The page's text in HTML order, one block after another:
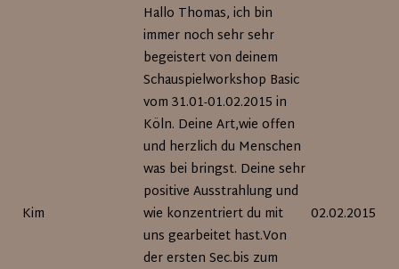
Kim
Hallo Thomas, ich bin
immer noch sehr sehr
begeistert von deinem
Schauspielworkshop Basic
vom 31.01-01.02.2015 in
Köln. Deine Art,wie offen
und herzlich du Menschen
was bei bringst. Deine sehr
positive Ausstrahlung und
wie konzentriert du mit
uns gearbeitet hast.Von
der ersten Sec.bis zum
02.02.2015